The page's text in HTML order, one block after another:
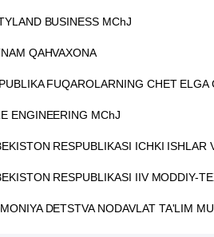
BUSINESS MChJ
QAHVAXONA
FUQAROLARNING CHET
ENGINEERING MChJ
RESPUBLIKASI ICHKI ISHLAR
RESPUBLIKASI IIV MODDIY-
DETSTVA NODAVLAT TA'LIM